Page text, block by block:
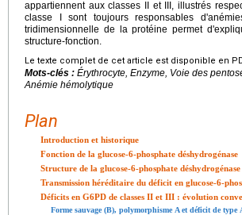
appartiennent aux classes II et III, illustrés
classe I sont toujours responsables
tridimensionnelle de la protéine permet
structure-fonction.
Le texte complet de cet article est disponible en
Mots-clés : Érythrocyte, Enzyme, Voie des
Anémie hémolytique
Plan
Introduction et historique
Fonction de la glucose-6-phosphate déshydrogénase
Structure de la glucose-6-phosphate déshydrogénase
Transmission héréditaire du déficit en glucose-6-
Déficits en G6PD de classes II et III : évolution
Forme sauvage (B), polymorphisme A et déficit de type